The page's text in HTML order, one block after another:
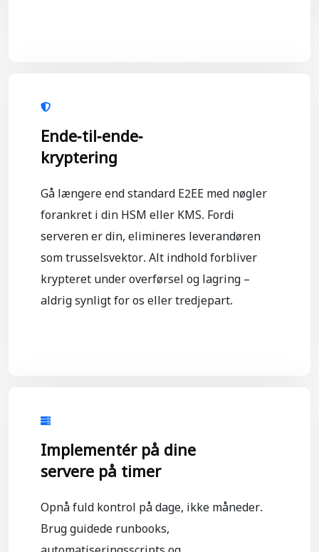
Ende-til-ende-
kryptering
Gå længere end standard E2EE med nøgler
forankret i din HSM eller KMS. Fordi
serveren er din, elimineres leverandøren
som trusselsvektor. Alt indhold forbliver
krypteret under overførsel og lagring –
aldrig synligt for os eller tredjepart.
Implementér på dine
servere på timer
Opnå fuld kontrol på dage, ikke måneder.
Brug guidede runbooks,